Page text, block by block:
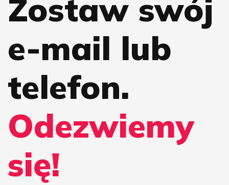
Zostaw swój
e-mail lub
telefon.
Odezwiemy
się!